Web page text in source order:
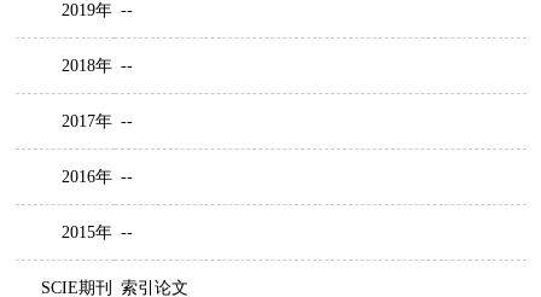
2019年 --
2018年 --
2017年 --
2016年 --
2015年 --
SCIE期刊 索引论文